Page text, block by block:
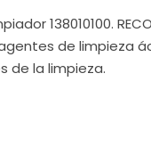
138010100.
de limpieza
de la limpieza.